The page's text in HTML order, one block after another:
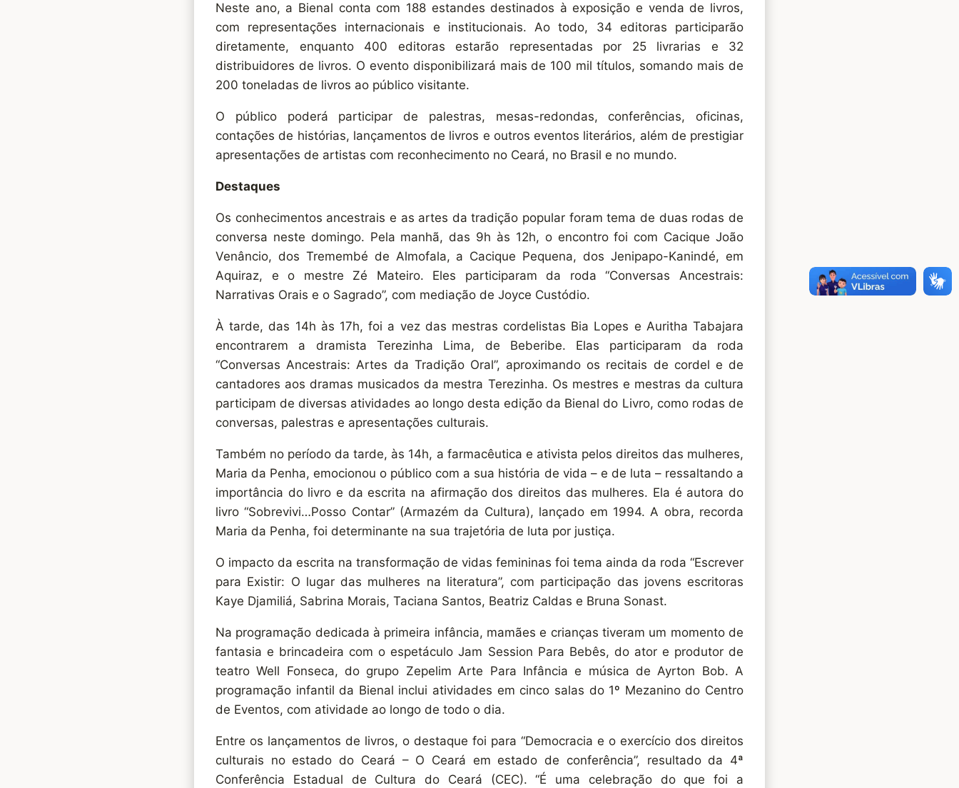
Neste ano, a Bienal conta com 188 estandes destinados à exposição e venda de livros,
com representações internacionais e institucionais. Ao todo, 34 editoras participarão
diretamente, enquanto 400 editoras estarão representadas por 25 livrarias e 32
distribuidores de livros. O evento disponibilizará mais de 100 mil títulos, somando mais de
200 toneladas de livros ao público visitante.
O público poderá participar de palestras, mesas-redondas, conferências, oficinas,
contações de histórias, lançamentos de livros e outros eventos literários, além de prestigiar
apresentações de artistas com reconhecimento no Ceará, no Brasil e no mundo.
Destaques
Os conhecimentos ancestrais e as artes da tradição popular foram tema de duas rodas de
conversa neste domingo. Pela manhã, das 9h às 12h, o encontro foi com Cacique João
Venâncio, dos Tremembé de Almofala, a Cacique Pequena, dos Jenipapo-Kanindé, em
Aquiraz, e o mestre Zé Mateiro. Eles participaram da roda “Conversas Ancestrais:
Narrativas Orais e o Sagrado”, com mediação de Joyce Custódio.
À tarde, das 14h às 17h, foi a vez das mestras cordelistas Bia Lopes e Auritha Tabajara
encontrarem a dramista Terezinha Lima, de Beberibe. Elas participaram da roda
“Conversas Ancestrais: Artes da Tradição Oral”, aproximando os recitais de cordel e de
cantadores aos dramas musicados da mestra Terezinha. Os mestres e mestras da cultura
participam de diversas atividades ao longo desta edição da Bienal do Livro, como rodas de
conversas, palestras e apresentações culturais.
Também no período da tarde, às 14h, a farmacêutica e ativista pelos direitos das mulheres,
Maria da Penha, emocionou o público com a sua história de vida – e de luta – ressaltando a
importância do livro e da escrita na afirmação dos direitos das mulheres. Ela é autora do
livro “Sobrevivi…Posso Contar” (Armazém da Cultura), lançado em 1994. A obra, recorda
Maria da Penha, foi determinante na sua trajetória de luta por justiça.
O impacto da escrita na transformação de vidas femininas foi tema ainda da roda “Escrever
para Existir: O lugar das mulheres na literatura”, com participação das jovens escritoras
Kaye Djamiliá, Sabrina Morais, Taciana Santos, Beatriz Caldas e Bruna Sonast.
Na programação dedicada à primeira infância, mamães e crianças tiveram um momento de
fantasia e brincadeira com o espetáculo Jam Session Para Bebês, do ator e produtor de
teatro Well Fonseca, do grupo Zepelim Arte Para Infância e música de Ayrton Bob. A
programação infantil da Bienal inclui atividades em cinco salas do 1º Mezanino do Centro
de Eventos, com atividade ao longo de todo o dia.
Entre os lançamentos de livros, o destaque foi para “Democracia e o exercício dos direitos
culturais no estado do Ceará – O Ceará em estado de conferência”, resultado da 4ª
Conferência Estadual de Cultura do Ceará (CEC). “É uma celebração do que foi a